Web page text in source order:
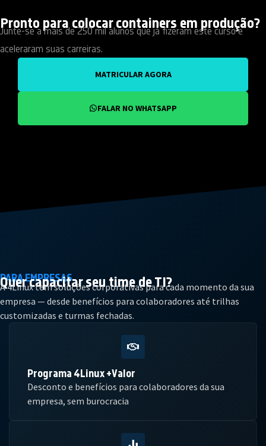
Pronto para colocar containers em produção?
Junte-se a mais de 250 mil alunos que já fizeram este curso e
aceleraram suas carreiras.
MATRICULAR AGORA
FALAR NO WHATSAPP
PARA EMPRESAS
Quer capacitar seutime de TI?
A 4Linux tem soluções corporativas para cada momento da sua
empresa — desde benefícios para colaboradores até trilhas
customizadas e turmas fechadas.
Programa 4Linux +Valor
Desconto e benefícios para colaboradores da sua
empresa, sem burocracia